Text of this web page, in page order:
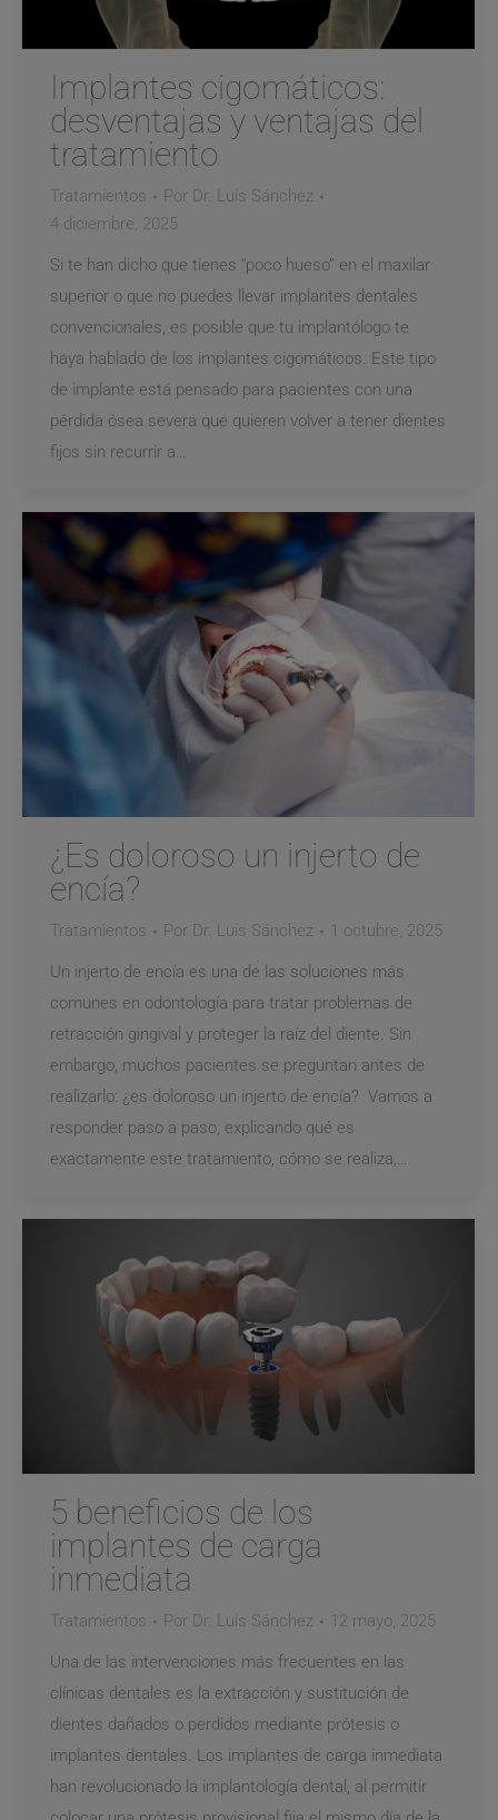
Implantes cigomáticos:
desventajas y ventajas del
tratamiento
Tratamientos Por Dr. Luis Sánchez
4 diciembre, 2025
Si te han dicho que tienes “poco hueso” en el maxilar
superior o que no puedes llevar implantes dentales
convencionales, es posible que tu implantólogo te
haya hablado de los implantes cigomáticos. Este tipo
de implante está pensado para pacientes con una
pérdida ósea severa que quieren volver a tener dientes
fijos sin recurrir a…
¿Es doloroso un injerto de
encía?
Tratamientos Por Dr. Luis Sánchez 1 octubre, 2025
Un injerto de encía es una de las soluciones más
comunes en odontología para tratar problemas de
retracción gingival y proteger la raíz del diente. Sin
embargo, muchos pacientes se preguntan antes de
realizarlo: ¿es doloroso un injerto de encía? Vamos a
responder paso a paso, explicando qué es
exactamente este tratamiento, cómo se realiza,…
5 beneficios de los
implantes de carga
inmediata
Tratamientos Por Dr. Luis Sánchez 12 mayo, 2025
Una de las intervenciones más frecuentes en las
clínicas dentales es la extracción y sustitución de
dientes dañados o perdidos mediante prótesis o
implantes dentales. Los implantes de carga inmediata
han revolucionado la implantología dental, al permitir